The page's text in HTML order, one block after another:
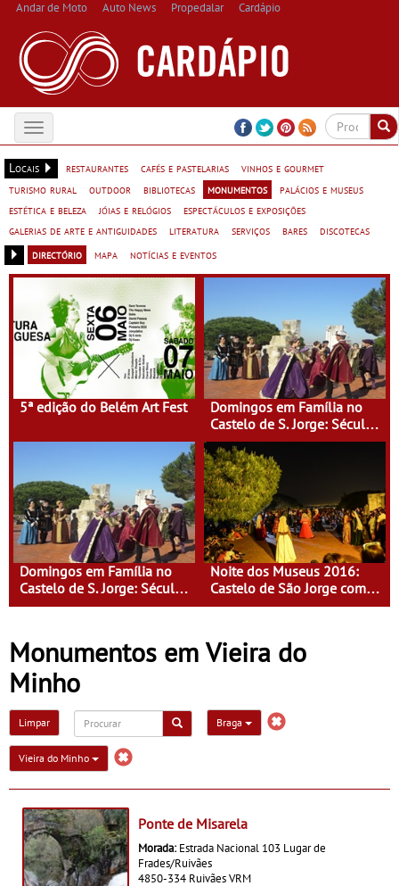
Andar de Moto Auto News Propedalar Cardápio
Toggle
navigation
Locais
restaurantes cafés e pastelarias
vinhos e gourmet
turismo rural
outdoor bibliotecas monumentos
palácios e museus
estética e beleza
jóias e relógios
espectáculos e exposições
galerias de arte e antiguidades
literatura serviços bares
discotecas
directório
mapa notícias e eventos
5ª edição do Belém Art Fest
Domingos em Família no
Castelo de S. Jorge: Século
XVI - Tempo de Mulheres -
Mulheres do Seu tempo
Domingos em Família no
Castelo de S. Jorge: Século
XVI - Tempo de Mulheres -
Noite dos Museus 2016:
Castelo de São Jorge com
entrada gratuita
Monumentos em Vieira do
Minho
Limpar Braga
Vieira do Minho
Ponte de Misarela
Morada: Estrada Nacional 103 Lugar de
Frades/Ruivães
4850-334 Ruivães VRM